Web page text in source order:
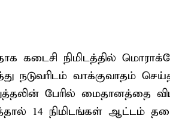
கடைசி நிமிடத்தில்
நடுவரிடம் வாக்குவாதம்
பேரில் மைதானத்தை
14 நிமிடங்கள் ஆட்டம்